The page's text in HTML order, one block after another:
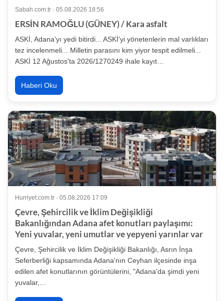
Sabah.com.tr · 05.08.2026 18:56
ERSİN RAMOĞLU (GÜNEY) / Kara asfalt
ASKİ, Adana'yı yedi bitirdi... ASKİ'yi yönetenlerin mal varlıkları
tez incelenmeli... Milletin parasını kim yiyor tespit edilmeli...
ASKİ 12 Ağustos'ta 2026/1270249 ihale kayıt…
Haberi Oku
Hurriyet.com.tr · 05.08.2026 17:09
Çevre, Şehircilik ve İklim Değişikliği
Bakanlığından Adana afet konutları paylaşımı:
Yeni yuvalar, yeni umutlar ve yepyeni yarınlar var
Çevre, Şehircilik ve İklim Değişikliği Bakanlığı, Asrın İnşa
Seferberliği kapsamında Adana'nın Ceyhan ilçesinde inşa
edilen afet konutlarının görüntülerini, "Adana'da şimdi yeni
yuvalar,…